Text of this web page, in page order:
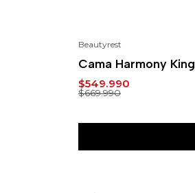
Beautyrest
Cama Harmony King
$549.990
$669.990